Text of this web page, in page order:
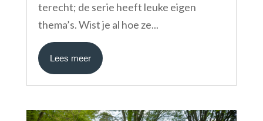
terecht; de serie heeft leuke eigen
thema’s. Wist je al hoe ze...
Lees meer